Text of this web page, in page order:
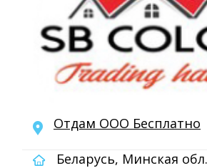
Отдам ООО Бесплатно
Беларусь, Минская